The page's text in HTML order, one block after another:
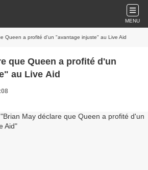
MENU
Queen a profité d'un "avantage injuste" au Live Aid
que Queen a profité d'un
au Live Aid